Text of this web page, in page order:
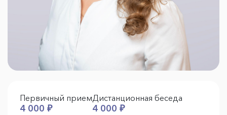
Первичный прием
4 000 ₽
Дистанционная беседа
4 000 ₽